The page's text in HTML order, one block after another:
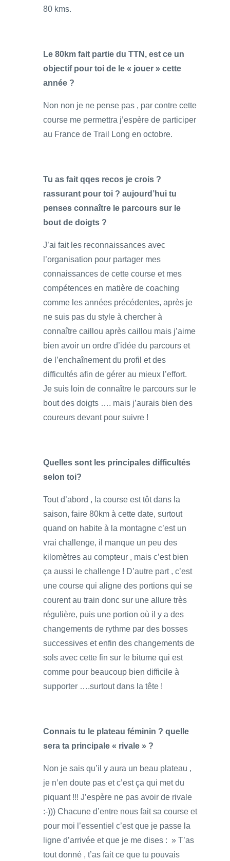
80 kms.
Le 80km fait partie du TTN, est ce un
objectif pour toi de le « jouer » cette
année ?
Non non je ne pense pas , par contre cette
course me permettra j’espère de participer
au France de Trail Long en octobre.
Tu as fait qqes recos je crois ?
rassurant pour toi ? aujourd’hui tu
penses connaître le parcours sur le
bout de doigts ?
J’ai fait les reconnaissances avec
l’organisation pour partager mes
connaissances de cette course et mes
compétences en matière de coaching
comme les années précédentes, après je
ne suis pas du style à chercher à
connaître caillou après caillou mais j’aime
bien avoir un ordre d’idée du parcours et
de l’enchaînement du profil et des
difficultés afin de gérer au mieux l’effort.
Je suis loin de connaître le parcours sur le
bout des doigts …. mais j’aurais bien des
coureurs devant pour suivre !
Quelles sont les principales difficultés
selon toi?
Tout d’abord , la course est tôt dans la
saison, faire 80km à cette date, surtout
quand on habite à la montagne c’est un
vrai challenge, il manque un peu des
kilomètres au compteur , mais c’est bien
ça aussi le challenge ! D’autre part , c’est
une course qui aligne des portions qui se
courent au train donc sur une allure très
régulière, puis une portion où il y a des
changements de rythme par des bosses
successives et enfin des changements de
sols avec cette fin sur le bitume qui est
comme pour beaucoup bien difficile à
supporter ….surtout dans la tête !
Connais tu le plateau féminin ? quelle
sera ta principale « rivale » ?
Non je sais qu’il y aura un beau plateau ,
je n’en doute pas et c’est ça qui met du
piquant !!! J’espère ne pas avoir de rivale
:-))) Chacune d’entre nous fait sa course et
pour moi l’essentiel c’est que je passe la
ligne d’arrivée et que je me dises : » T’as
tout donné , t’as fait ce que tu pouvais